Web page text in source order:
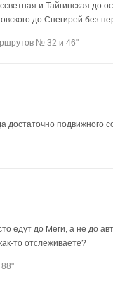
и Тайгинская до
до Снегирей без
№ 32 и 46"
достаточно подвижного
едут до Меги, а не до
то отслеживаете?